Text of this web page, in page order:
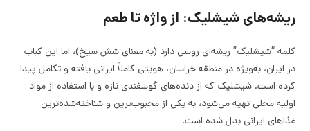
ریشه‌های شیشلیک: از واژه تا طعم
کلمه “شیشلیک” ریشه‌ای روسی دارد (به معنای شش سیخ)، اما این کباب
در ایران، به‌ویژه در منطقه خراسان، هویتی کاملاً ایرانی یافته و تکامل پیدا
کرده است. شیشلیک که از دنده‌های گوسفندی تازه و با استفاده از مواد
اولیه محلی تهیه می‌شود، به یکی از محبوب‌ترین و شناخته‌شده‌ترین
غذاهای ایرانی بدل شده است.